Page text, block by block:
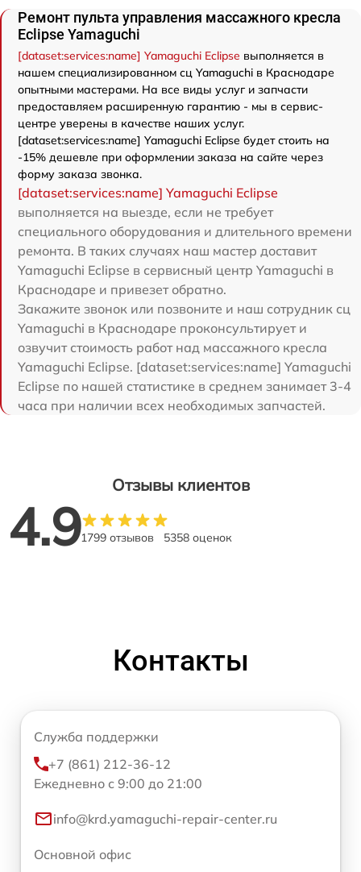
Ремонт пульта управления массажного кресла
Eclipse Yamaguchi
[dataset:services:name] Yamaguchi Eclipse выполняется в
нашем специализированном сц Yamaguchi в Краснодаре
опытными мастерами. На все виды услуг и запчасти
предоставляем расширенную гарантию - мы в сервис-
центре уверены в качестве наших услуг.
[dataset:services:name] Yamaguchi Eclipse будет стоить на
-15% дешевле при оформлении заказа на сайте через
форму заказа звонка.
[dataset:services:name] Yamaguchi Eclipse
выполняется на выезде, если не требует
специального оборудования и длительного времени
ремонта. В таких случаях наш мастер доставит
Yamaguchi Eclipse в сервисный центр Yamaguchi в
Краснодаре и привезет обратно.
Закажите звонок или позвоните и наш сотрудник сц
Yamaguchi в Краснодаре проконсультирует и
озвучит стоимость работ над массажного кресла
Yamaguchi Eclipse. [dataset:services:name] Yamaguchi
Eclipse по нашей статистике в среднем занимает 3-4
часа при наличии всех необходимых запчастей.
Отзывы клиентов
4.91799 отзывов 5358 оценок
Контакты
Служба поддержки
+7 (861) 212-36-12
Ежедневно с 9:00 до 21:00
info@krd.yamaguchi-repair-center.ru
Основной офис